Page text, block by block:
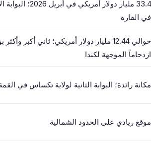
33.4 مليار دولار أمريكي
في القارة
حوالي 12.44 مليار دولار أمريكي؛ ثاني أكبر
ازدحاماً الموجهة لكندا
مكانة رائدة؛ البوابة الثانية لولاية تكساس في
موقع ريادي على الحدود الشمالية